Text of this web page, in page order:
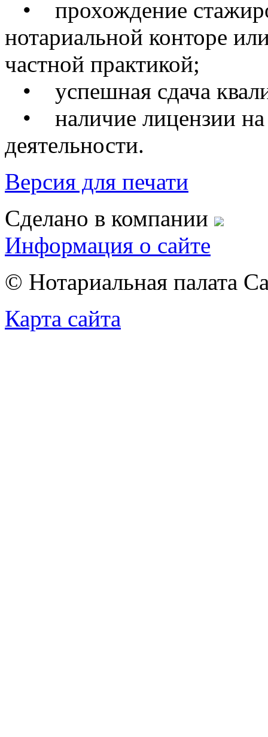
• прохождение
нотариальной конторе
частной практикой;
• успешная сдача
• наличие лицензии на
деятельности.
Версия для печати
Сделано в компании
Информация о сайте
© Нотариальная палата
Карта сайта